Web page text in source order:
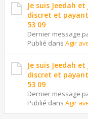
Je suis Jeedah
discret et
53 09
Dernier message
Publié dans Agir
Je suis Jeedah
discret et
53 09
Dernier message
Publié dans Agir